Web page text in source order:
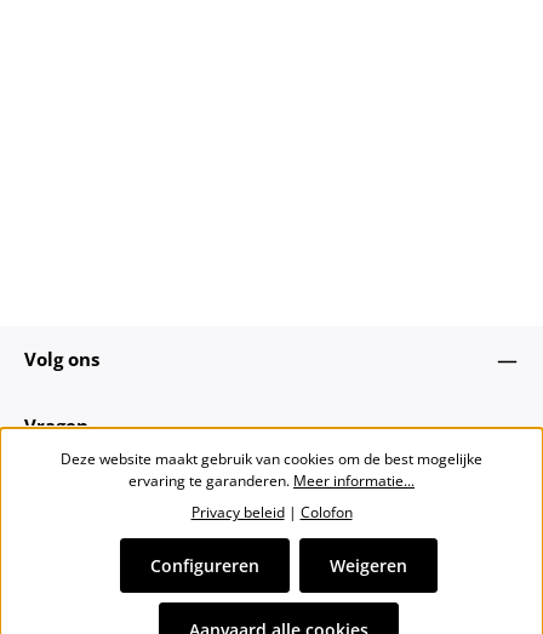
Volg ons
Vragen
Alle prijzen incl. btw plusverzendkosten
Deze website maakt gebruik van cookies om de best mogelijke
ervaring te garanderen. Meer informatie...
Privacy beleid| Colofon
Weigeren
Configureren